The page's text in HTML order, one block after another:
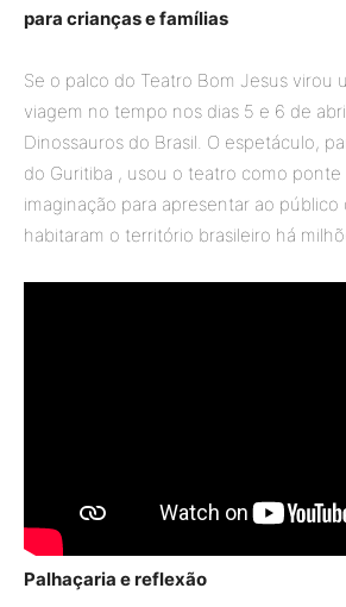
para crianças e famílias
Se o palco do Teatro Bom Jesus virou
viagem no tempo nos dias 5 e 6 de
Dinossauros do Brasil. O espetáculo,
do Guritiba , usou o teatro como
imaginação para apresentar ao público
habitaram o território brasileiro há
Palhaçaria e reflexão